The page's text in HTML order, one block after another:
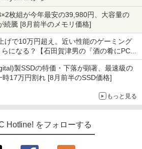
枚組が今年最安の39,980円、大容量の
続騰 [8月前半のメモリ価格]
げで10万円超え。近い性能のゲーミング
になる？【石田賀津男の『酒の肴にPCゲ
製SSDの特価・下落が顕著、最速級の
時17万円割れ [8月前半のSSD価格]
もっと見る
Hotline! をフォローする